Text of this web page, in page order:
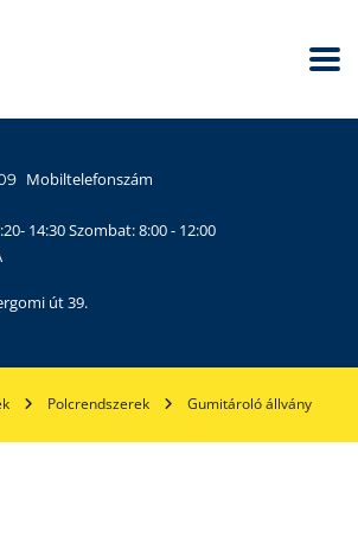
Mobiltelefonszám
14:30 Szombat: 8:00 - 12:00
út 39.
Polcrendszerek Gumitároló állvány